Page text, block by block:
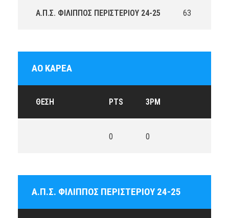
Α.Π.Σ. ΦΙΛΙΠΠΟΣ ΠΕΡΙΣΤΕΡΙΟΥ 24-25 63
ΑΟ ΚΑΡΕΑ
ΘΈΣΗ PTS 3PM
0 0
Α.Π.Σ. ΦΙΛΙΠΠΟΣ ΠΕΡΙΣΤΕΡΙΟΥ 24-25